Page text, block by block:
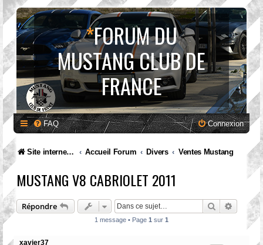
*FORUM DU
MUSTANG CLUB DE
FRANCE
FAQ Connexion
Site internet MCF Accueil Forum Divers Ventes Mustang
MUSTANG V8 CABRIOLET 2011
Répondre Rechercher
1 message • Page 1 sur 1
xavier37